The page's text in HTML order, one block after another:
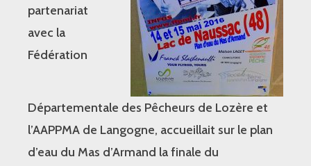
partenariat
avec la
Fédération
Départementale des Pêcheurs de Lozère et
l’AAPPMA de Langogne, accueillait sur le plan
d’eau du Mas d’Armand la finale du